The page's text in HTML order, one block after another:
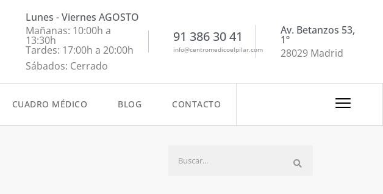
Lunes - Viernes AGOSTO
Mañanas: 10:00h a
13:30h
Tardes: 17:00h a 20:00h
Sábados: Cerrado
91 386 30 41
info@centromedicoelpilar.com
Av. Betanzos 53,
1º
28029 Madrid
CUADRO MÉDICO BLOG CONTACTO